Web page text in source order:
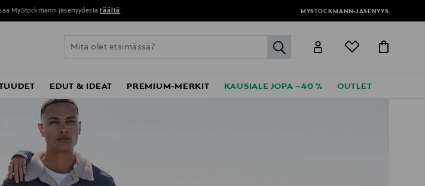
MyStockmann-jäsenyydestä täältä MYSTOCKMANN-JÄSENYYS
label.header.go
EDUT & IDEAT PREMIUM-MERKIT KAUSIALE JOPA –40 % OUTLET